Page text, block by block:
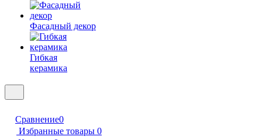
Фасадный декор
Гибкая
керамика
Сравнение0
Избранные товары 0